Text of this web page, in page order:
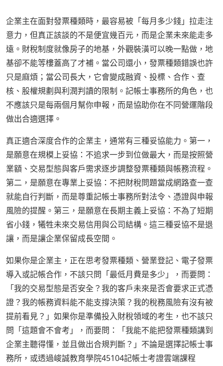
企業主在面對發票種類時，最容易被「每月多少錢」拉走注
意力，但真正該談的不是便宜幾百元，而是企業未來能走多
遠。財稅制度就像房子的地基，外觀裝潢可以晚一點做，地
基卻不能等樓蓋高了才補。當公司還小，發票種類錯誤也許
只是麻煩；當公司長大，它會變成融資、投標、合作、查
核、股權規劃與利潤判讀的限制。記帳士事務所的角色，也
不應該只是每兩個月幫你申報，而是協助你在不同營運階段
做出合適選擇。
真正適合深度合作的企業主，通常有三種妥協能力。第一，
是願意在規模上妥協：不追求一步到位做最大，而是按照營
業額、交易型態與客戶需求逐步調整發票種類與帳務流程。
第二，是願意在專業上妥協：不把財稅問題當成網路查一查
就能自行判斷，而是尊重記帳士事務所對法令、憑證與申報
風險的提醒。第三，是願意在長期主義上妥協：不為了短期
省小錢，犧牲未來交易信用與公司結構。這三種妥協不是退
讓，而是讓企業保留成長空間。
如果你是企業主，正在思考發票種類、營業登記、電子發票
導入或記帳合作，不該只問「最低月費是多少」，而要問：
「我的交易型態是否安全？我的客戶未來是否會要求正式憑
證？我的帳務資料能不能支撐決策？我的稅務風險有沒有被
提前看見？」如果你是準備投入財稅領域的考生，也不該只
問「這題會不會考」，而要問：「我能不能把發票種類講到
企業主聽得懂，並且做出合規判斷？」不論是選擇記帳士事
務所，或透過峻誠教育學院45104記帳士考證雲端課程